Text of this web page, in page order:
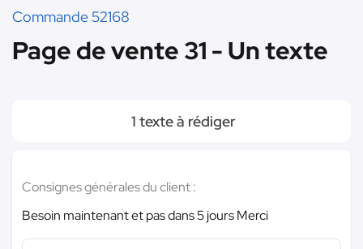
Commande 52168
Page de vente 31 - Un texte
1 texte à rédiger
Consignes générales du client :
Besoin maintenant et pas dans 5 jours Merci